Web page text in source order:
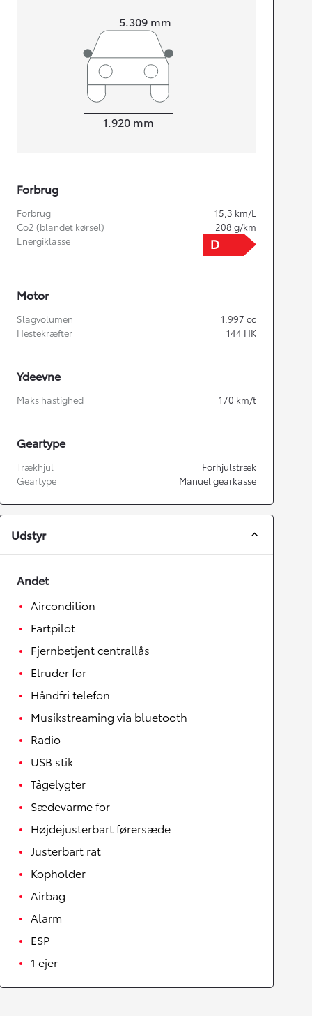
5.309 mm
1.920 mm
Forbrug
Forbrug 15,3 km/L
Co2 (blandet kørsel)
208 g/km
Energiklasse
Motor
Slagvolumen 1.997 cc
Hestekræfter
144 HK
Ydeevne
Maks hastighed 170 km/t
Geartype
Trækhjul
Forhjulstræk
Geartype
Manuel gearkasse
Udstyr
Andet
Aircondition
Fartpilot
Fjernbetjent centrallås
Elruder for
Håndfri telefon
Musikstreaming via bluetooth
Radio
USB stik
Tågelygter
Sædevarme for
Højdejusterbart førersæde
Justerbart rat
Kopholder
Airbag
Alarm
ESP
1 ejer